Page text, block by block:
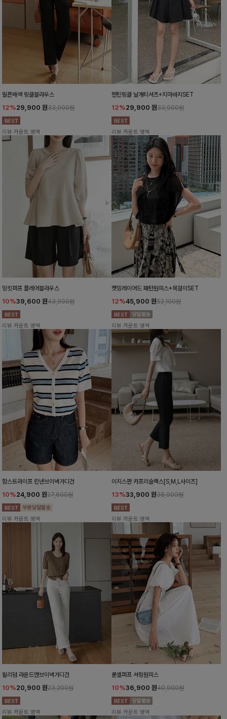
릴픈배색 링클블라우스
12%29,900 원33,900원
리뷰 카운트 영역
헨틴링클 날개티셔츠+치마바지SET
12%29,900 원33,900원
리뷰 카운트 영역
밍킷퍼프 플레어블라우스
10%39,600 원43,900원
리뷰 카운트 영역
캣밍레이어드 패턴원피스+목걸이SET
12%45,900 원52,100원
리뷰 카운트 영역
함스트라이프 린넨브이넥가디건
10%24,900 원27,600원
리뷰 카운트 영역
이지스판 카프리슬랙스[S,M,L사이즈]
13%33,900 원38,900원
리뷰 카운트 영역
윌리덤 라운드앤브이넥가디건
10%20,900 원23,200원
리뷰 카운트 영역
룬셀퍼프 셔링원피스
10%36,900 원40,900원
리뷰 카운트 영역